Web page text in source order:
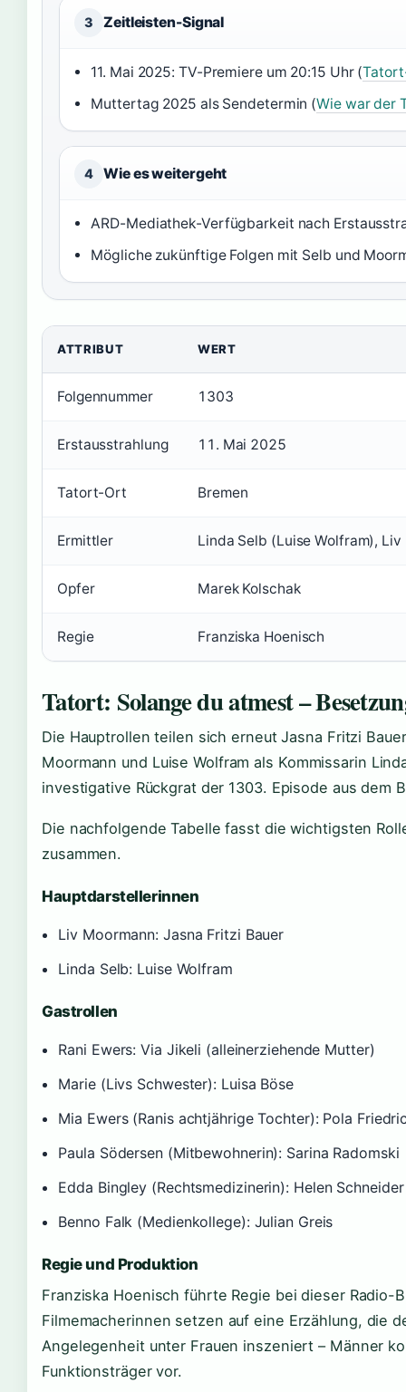
3 Zeitleisten-Signal
11. Mai 2025: TV-Premiere um 20:15 Uhr (
Muttertag 2025 als Sendetermin (Wie war der
4 Wie es weitergeht
ARD-Mediathek-Verfügbarkeit nach
Mögliche zukünftige Folgen mit Selb und
ATTRIBUT WERT
Folgennummer 1303
Erstausstrahlung 11. Mai 2025
Tatort-Ort Bremen
Ermittler Linda Selb (Luise Wolfram),
Opfer Marek Kolschak
Regie Franziska Hoenisch
Tatort: Solange du atmest –
Die Hauptrollen teilen sich erneut Jasna Fritzi
Moormann und Luise Wolfram als Kommissarin
investigative Rückgrat der 1303. Episode aus dem
Die nachfolgende Tabelle fasst die wichtigsten
zusammen.
Hauptdarstellerinnen
Liv Moormann: Jasna Fritzi Bauer
Linda Selb: Luise Wolfram
Gastrollen
Rani Ewers: Via Jikeli (alleinerziehende Mutter)
Marie (Livs Schwester): Luisa Böse
Mia Ewers (Ranis achtjährige Tochter): Pola
Paula Södersen (Mitbewohnerin): Sarina Radomski
Edda Bingley (Rechtsmedizinerin): Helen Schneider
Benno Falk (Medienkollege): Julian Greis
Regie und Produktion
Franziska Hoenisch führte Regie bei dieser Radio-
Filmemacherinnen setzen auf eine Erzählung, die
Angelegenheit unter Frauen inszeniert – Männer
Funktionsträger vor.